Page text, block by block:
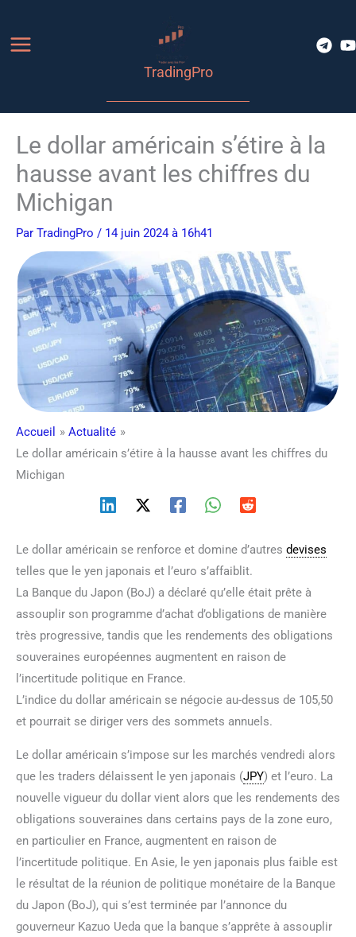
contenu
TradingPro
Le dollar américain s’étire à la
hausse avant les chiffres du
Michigan
Par TradingPro / 14 juin 2024 à 16h41
Accueil
Actualité
Le dollar américain s’étire à la hausse avant les chiffres du
Michigan
Le dollar américain se renforce et domine d’autres devises
telles que le yen japonais et l’euro s’affaiblit.
La Banque du Japon (BoJ) a déclaré qu’elle était prête à
assouplir son programme d’achat d’obligations de manière
très progressive, tandis que les rendements des obligations
souveraines européennes augmentent en raison de
l’incertitude politique en France.
L’indice du dollar américain se négocie au-dessus de 105,50
et pourrait se diriger vers des sommets annuels.
Le dollar américain s’impose sur les marchés vendredi alors
que les traders délaissent le yen japonais (JPY) et l’euro. La
nouvelle vigueur du dollar vient alors que les rendements des
obligations souveraines dans certains pays de la zone euro,
en particulier en France, augmentent en raison de
l’incertitude politique. En Asie, le yen japonais plus faible est
le résultat de la réunion de politique monétaire de la Banque
du Japon (BoJ), qui s’est terminée par l’annonce du
gouverneur Kazuo Ueda que la banque s’apprête à assouplir